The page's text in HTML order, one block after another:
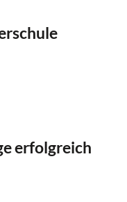
erfolgreich